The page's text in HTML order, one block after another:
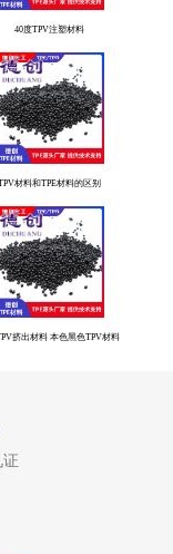
40度TPV注塑材料
材料和TPE材料的区别
挤出材料 本色黑色TPV材料